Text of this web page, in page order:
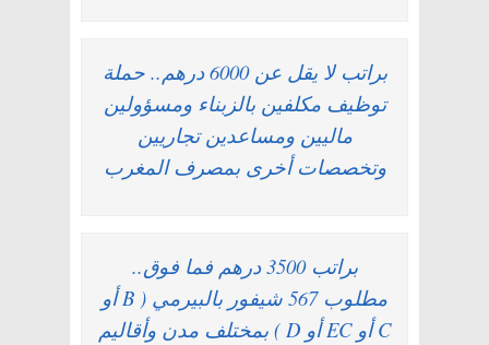
براتب لا يقل عن 6000 درهم.. حملة
توظيف مكلفين بالزبناء ومسؤولين
ماليين ومساعدين تجاريين
وتخصصات أخرى بمصرف المغرب
براتب 3500 درهم فما فوق..
مطلوب 567 شيفور بالبيرمي ( B أو
C أو EC أو D ) بمختلف مدن وأقاليم